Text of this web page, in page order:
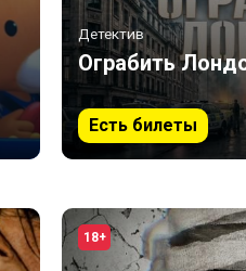
Детектив
Ограбить
Есть билеты
18+